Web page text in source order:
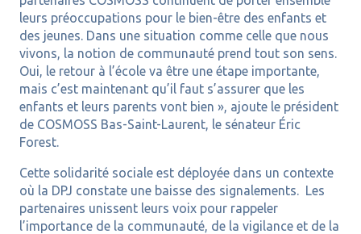
leurs préoccupations pour le bien-être des enfants et
des jeunes. Dans une situation comme celle que nous
vivons, la notion de communauté prend tout son sens.
Oui, le retour à l’école va être une étape importante,
mais c’est maintenant qu’il faut s’assurer que les
enfants et leurs parents vont bien », ajoute le président
de COSMOSS Bas-Saint-Laurent, le sénateur Éric
Forest.
Cette solidarité sociale est déployée dans un contexte
où la DPJ constate une baisse des signalements. Les
partenaires unissent leurs voix pour rappeler
l’importance de la communauté, de la vigilance et de la